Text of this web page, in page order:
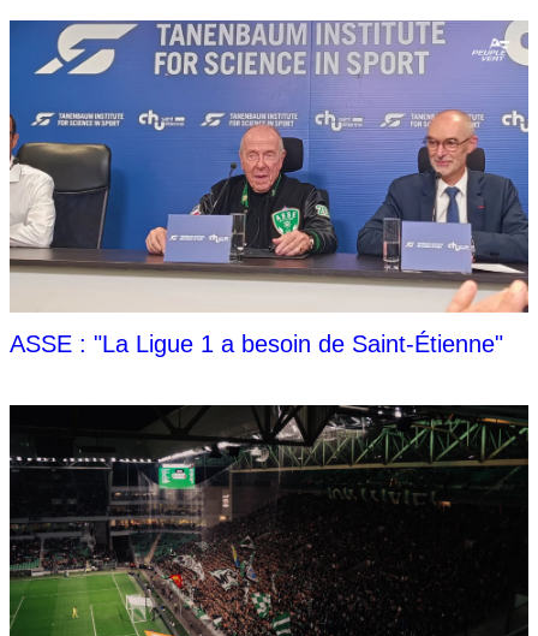
ASSE : "La Ligue 1 a besoin de Saint-Étienne"